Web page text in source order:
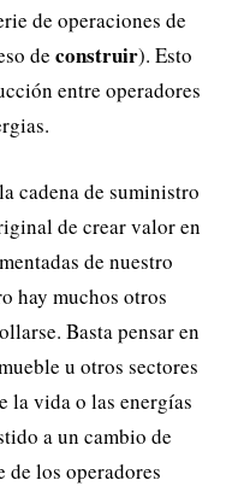
de operaciones de
de construir). Esto
entre operadores
cadena de suministro
de crear valor en
de nuestro
hay muchos otros
Basta pensar en
u otros sectores
la vida o las energías
a un cambio de
los operadores